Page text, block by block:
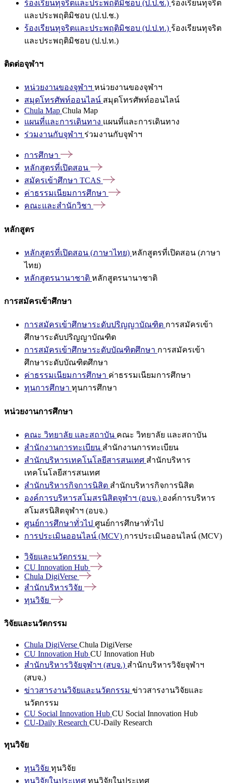
ร้องเรียนทุจริตและประพฤติมิชอบ (ป.ป.ช.) ร้องเรียนทุจริต
และประพฤติมิชอบ (ป.ป.ช.)
ร้องเรียนทุจริตและประพฤติมิชอบ (ป.ป.ท.) ร้องเรียนทุจริต
และประพฤติมิชอบ (ป.ป.ท.)
ติดต่อจุฬาฯ
หน่วยงานของจุฬาฯ หน่วยงานของจุฬาฯ
สมุดโทรศัพท์ออนไลน์ สมุดโทรศัพท์ออนไลน์
Chula Map Chula Map
แผนที่และการเดินทาง แผนที่และการเดินทาง
ร่วมงานกับจุฬาฯ ร่วมงานกับจุฬาฯ
การศึกษา
หลักสูตรที่เปิดสอน
สมัครเข้าศึกษา TCAS
ค่าธรรมเนียมการศึกษา
คณะและสำนักวิชา
หลักสูตร
หลักสูตรที่เปิดสอน (ภาษาไทย) หลักสูตรที่เปิดสอน (ภาษา
ไทย)
หลักสูตรนานาชาติ หลักสูตรนานาชาติ
การสมัครเข้าศึกษา
การสมัครเข้าศึกษาระดับปริญญาบัณฑิต การสมัครเข้า
ศึกษาระดับปริญญาบัณฑิต
การสมัครเข้าศึกษาระดับบัณฑิตศึกษา การสมัครเข้า
ศึกษาระดับบัณฑิตศึกษา
ค่าธรรมเนียมการศึกษา ค่าธรรมเนียมการศึกษา
ทุนการศึกษา ทุนการศึกษา
หน่วยงานการศึกษา
คณะ วิทยาลัย และสถาบัน คณะ วิทยาลัย และสถาบัน
สำนักงานการทะเบียน สำนักงานการทะเบียน
สำนักบริหารเทคโนโลยีสารสนเทศ สำนักบริหาร
เทคโนโลยีสารสนเทศ
สำนักบริหารกิจการนิสิต สำนักบริหารกิจการนิสิต
องค์การบริหารสโมสรนิสิตจุฬาฯ (อบจ.) องค์การบริหาร
สโมสรนิสิตจุฬาฯ (อบจ.)
ศูนย์การศึกษาทั่วไป ศูนย์การศึกษาทั่วไป
การประเมินออนไลน์ (MCV) การประเมินออนไลน์ (MCV)
วิจัยและนวัตกรรม
CU Innovation Hub
Chula DigiVerse
สำนักบริหารวิจัย
ทุนวิจัย
วิจัยและนวัตกรรม
Chula DigiVerse Chula DigiVerse
CU Innovation Hub CU Innovation Hub
สำนักบริหารวิจัยจุฬาฯ (สบจ.) สำนักบริหารวิจัยจุฬาฯ
(สบจ.)
ข่าวสารงานวิจัยและนวัตกรรม ข่าวสารงานวิจัยและ
นวัตกรรม
CU Social Innovation Hub CU Social Innovation Hub
CU-Daily Research CU-Daily Research
ทุนวิจัย
ทุนวิจัย ทุนวิจัย
ทุนวิจัยในประเทศ ทุนวิจัยในประเทศ